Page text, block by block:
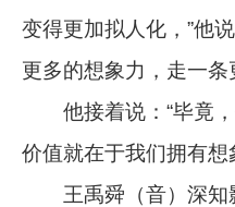
变得更加拟人化，”他
更多的想象力，走一条
他接着说：“毕竟，
价值就在于我们拥有想
王禹舜（音）深知